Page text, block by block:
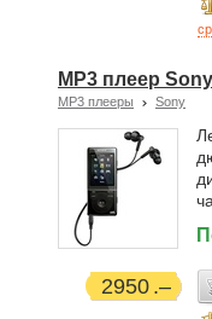
MP3 плеер
MP3 плееры Sony
2950